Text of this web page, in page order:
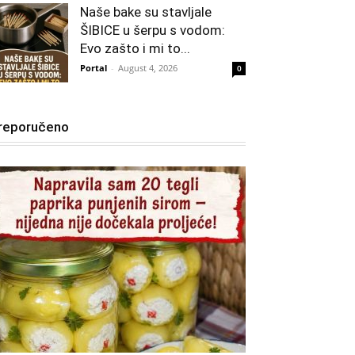
Naše bake su stavljale
ŠIBICE u šerpu s vodom:
Evo zašto i mi to...
Portal - August 4, 2026 0